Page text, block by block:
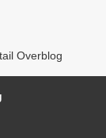
Overblog